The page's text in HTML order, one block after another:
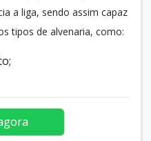
a liga, sendo assim capaz
tipos de alvenaria, como: